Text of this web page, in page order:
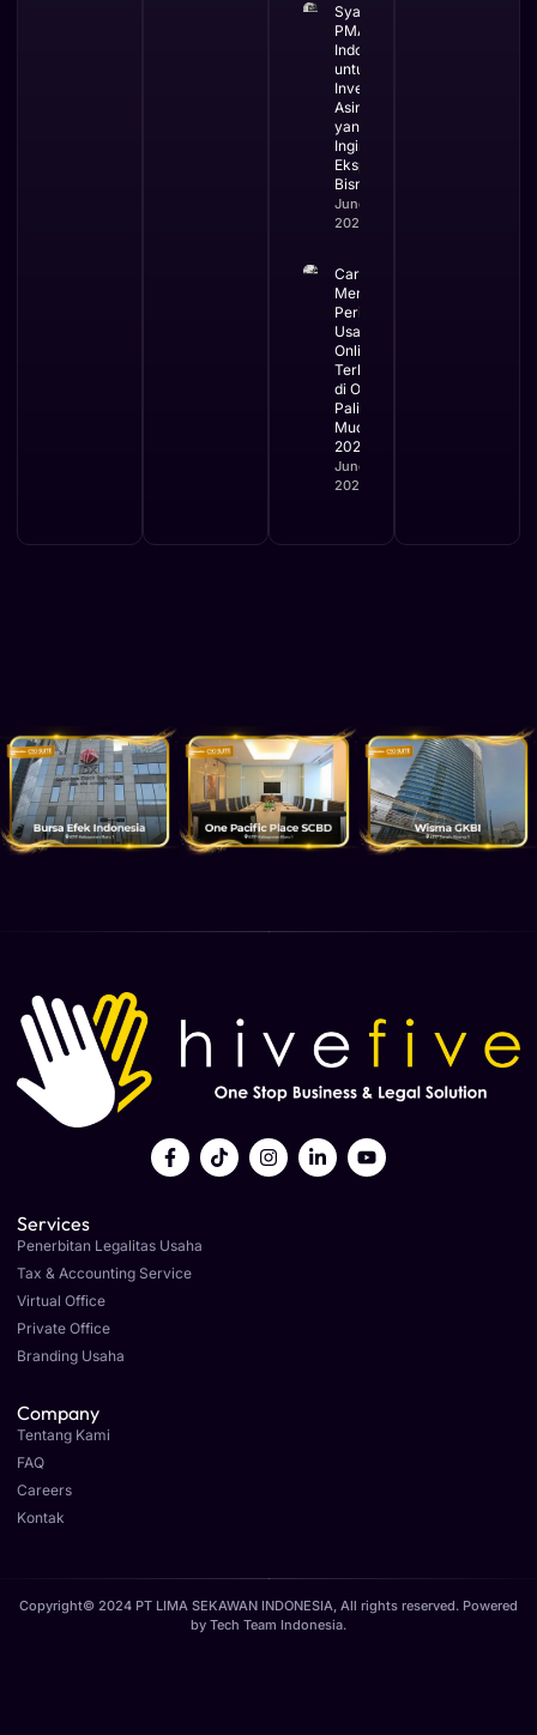
Syarat
PMA di
Indonesia
untuk
Investor
Asing
yang
Ingin
Ekspansi
Bisnis
June 3,
2026
Cara
Mengurus
Perizinan
Usaha
Online
Terbaru
di OSS
Paling
Mudah
2026
June 2,
2026
Services
Penerbitan Legalitas Usaha
Tax & Accounting Service
Virtual Office
Private Office
Branding Usaha
Company
Tentang Kami
FAQ
Careers
Kontak
Copyright© 2024 PT LIMA SEKAWAN INDONESIA, All rights reserved. Powered
by Tech Team Indonesia.